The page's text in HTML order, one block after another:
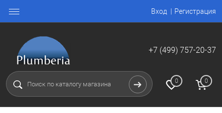
Вход Регистрация
+7 (499) 757-20-37
0 0